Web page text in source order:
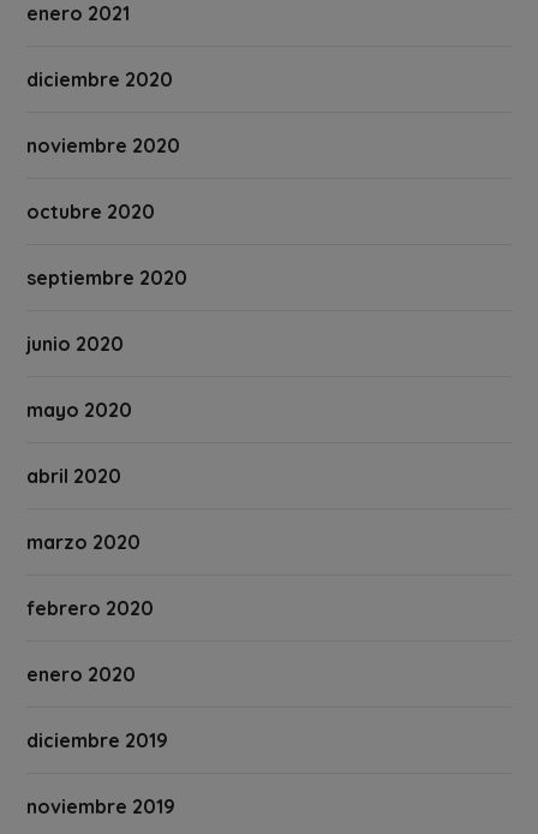
enero 2021
diciembre 2020
noviembre 2020
octubre 2020
septiembre 2020
junio 2020
mayo 2020
abril 2020
marzo 2020
febrero 2020
enero 2020
diciembre 2019
noviembre 2019